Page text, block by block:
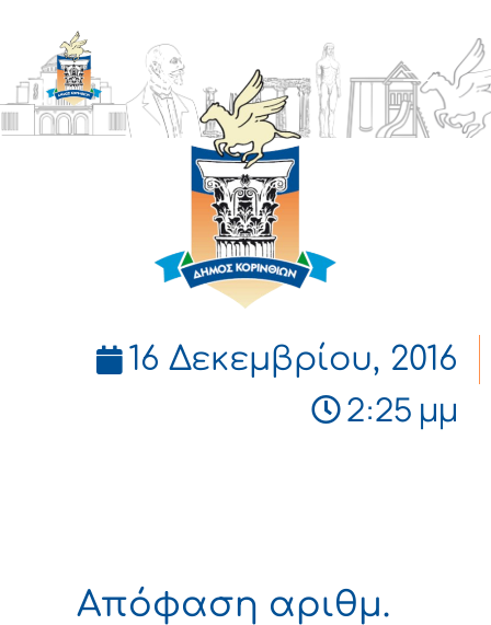
ΔΗΜΟΣ
ΚΟΡΙΝΘΙΩΝ
16 Δεκεμβρίου, 2016
2:25 μμ
Απόφαση αριθμ.